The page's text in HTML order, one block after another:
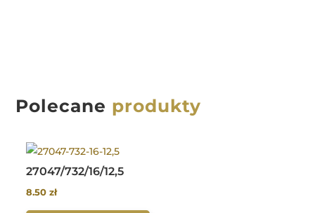
Polecane produkty
27047/732/16/12,5
8.50zł